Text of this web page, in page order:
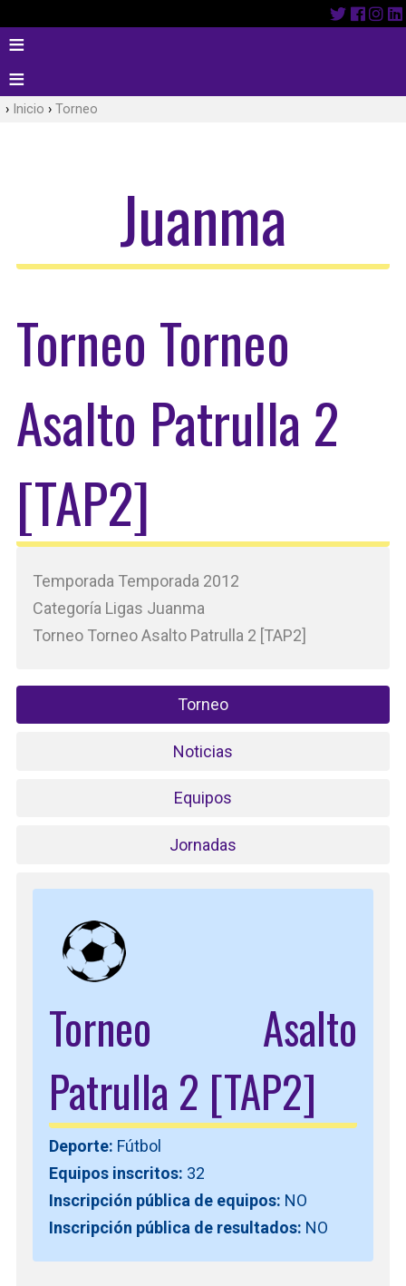
Inicio Torneo
Juanma
Torneo Torneo
Asalto Patrulla 2
[TAP2]
Temporada Temporada 2012
Categoría Ligas Juanma
Torneo Torneo Asalto Patrulla 2 [TAP2]
Torneo
Noticias
Equipos
Jornadas
Torneo Asalto
Patrulla 2 [TAP2]
Deporte: Fútbol
Equipos inscritos: 32
Inscripción pública de equipos: NO
Inscripción pública de resultados: NO